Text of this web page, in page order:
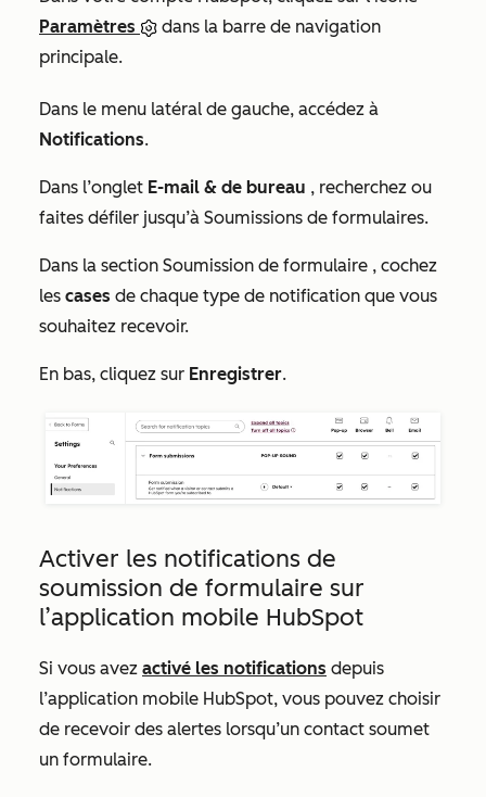
Paramètres
dans la barre de navigation
principale.
Dans le menu latéral de gauche, accédez à
Notifications.
Dans l’onglet E-mail & de bureau , recherchez ou
faites défiler jusqu’à Soumissions de formulaires.
Dans la section Soumission de formulaire , cochez
les cases de chaque type de notification que vous
souhaitez recevoir.
En bas, cliquez sur Enregistrer.
Activer les notifications de
soumission de formulaire sur
l’application mobile HubSpot
Si vous avez activé les notifications depuis
l’application mobile HubSpot, vous pouvez choisir
de recevoir des alertes lorsqu’un contact soumet
un formulaire.